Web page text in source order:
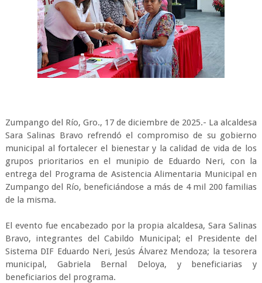
Zumpango del Río, Gro., 17 de diciembre de 2025.- La alcaldesa
Sara Salinas Bravo refrendó el compromiso de su gobierno
municipal al fortalecer el bienestar y la calidad de vida de los
grupos prioritarios en el munipio de Eduardo Neri, con la
entrega del Programa de Asistencia Alimentaria Municipal en
Zumpango del Río, beneficiándose a más de 4 mil 200 familias
de la misma.
El evento fue encabezado por la propia alcaldesa, Sara Salinas
Bravo, integrantes del Cabildo Municipal; el Presidente del
Sistema DIF Eduardo Neri, Jesús Álvarez Mendoza; la tesorera
municipal, Gabriela Bernal Deloya, y beneficiarias y
beneficiarios del programa.